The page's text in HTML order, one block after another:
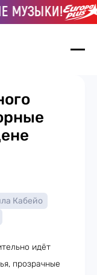
МУЗЫКИ!
Кабейо
идёт
прозрачные